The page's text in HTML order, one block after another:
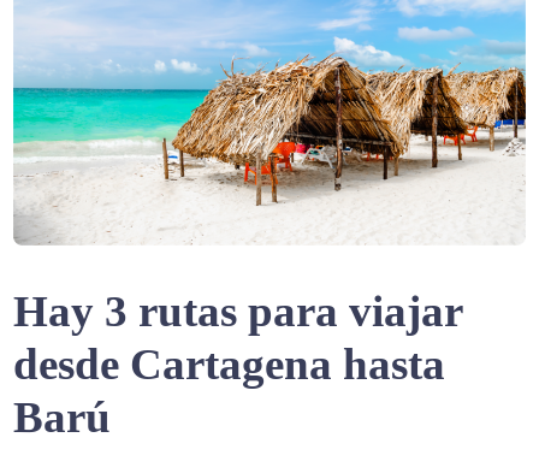
Hay 3 rutas para viajar
desde Cartagena hasta
Barú